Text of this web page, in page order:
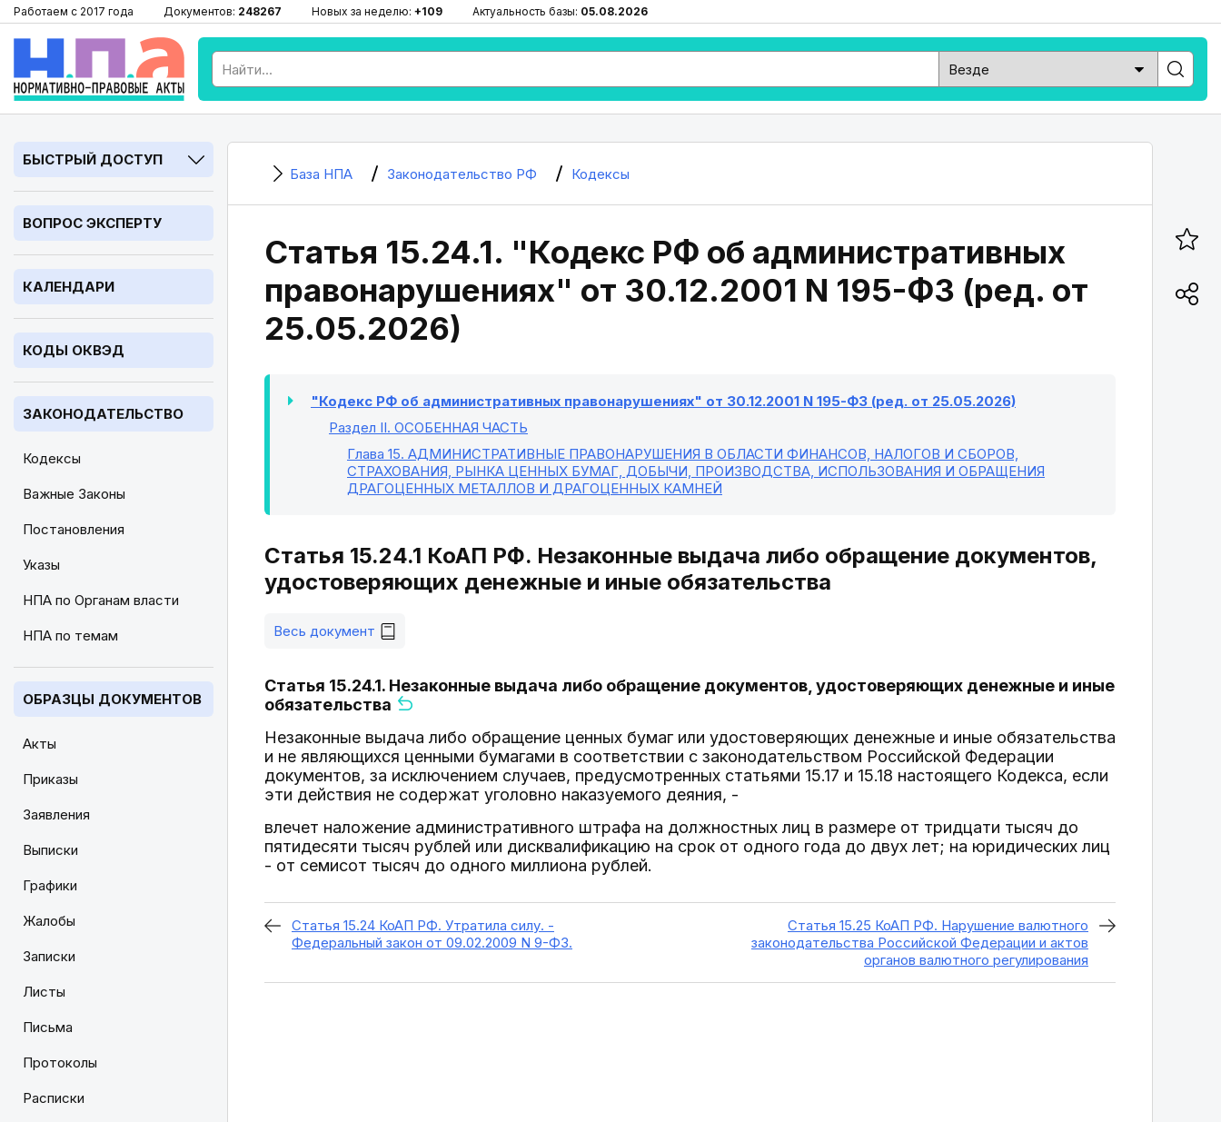
Работаем с 2017 года Документов: 248267 Новых за неделю: +109 Актуальность базы: 05.08.2026
БЫСТРЫЙ ДОСТУП
ВОПРОС ЭКСПЕРТУ
КАЛЕНДАРИ
КОДЫ ОКВЭД
ЗАКОНОДАТЕЛЬСТВО
Кодексы
Важные Законы
Постановления
Указы
НПА по Органам власти
НПА по темам
ОБРАЗЦЫ ДОКУМЕНТОВ
Акты
Приказы
Заявления
Выписки
Графики
Жалобы
Записки
Листы
Письма
Протоколы
Расписки
База НПА Законодательство РФ Кодексы
Статья 15.24.1. "Кодекс РФ об административных
правонарушениях" от 30.12.2001 N 195-ФЗ (ред. от
25.05.2026)
"Кодекс РФ об административных правонарушениях" от 30.12.2001 N 195-ФЗ (ред. от 25.05.2026)
Раздел II. ОСОБЕННАЯ ЧАСТЬ
Глава 15. АДМИНИСТРАТИВНЫЕ ПРАВОНАРУШЕНИЯ В ОБЛАСТИ ФИНАНСОВ, НАЛОГОВ И СБОРОВ,
СТРАХОВАНИЯ, РЫНКА ЦЕННЫХ БУМАГ, ДОБЫЧИ, ПРОИЗВОДСТВА, ИСПОЛЬЗОВАНИЯ И ОБРАЩЕНИЯ
ДРАГОЦЕННЫХ МЕТАЛЛОВ И ДРАГОЦЕННЫХ КАМНЕЙ
Статья 15.24.1 КоАП РФ. Незаконные выдача либо обращение документов,
удостоверяющих денежные и иные обязательства
Весь документ
Статья 15.24.1. Незаконные выдача либо обращение документов, удостоверяющих денежные и иные
обязательства
Незаконные выдача либо обращение ценных бумаг или удостоверяющих денежные и иные обязательства
и не являющихся ценными бумагами в соответствии с законодательством Российской Федерации
документов, за исключением случаев, предусмотренных статьями 15.17 и 15.18 настоящего Кодекса, если
эти действия не содержат уголовно наказуемого деяния, -
влечет наложение административного штрафа на должностных лиц в размере от тридцати тысяч до
пятидесяти тысяч рублей или дисквалификацию на срок от одного года до двух лет; на юридических лиц
- от семисот тысяч до одного миллиона рублей.
Статья 15.24 КоАП РФ. Утратила силу. -
Федеральный закон от 09.02.2009 N 9-ФЗ.
Статья 15.25 КоАП РФ. Нарушение валютного
законодательства Российской Федерации и актов
органов валютного регулирования